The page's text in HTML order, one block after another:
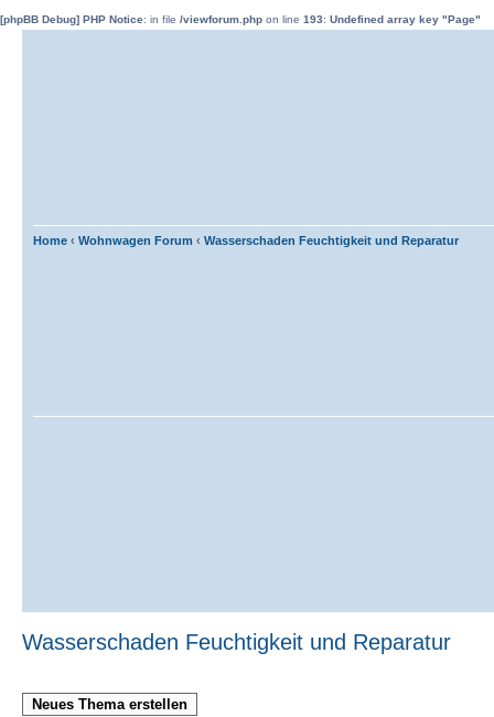
[phpBB Debug] PHP Notice: in file /viewforum.php on line 193: Undefined array key "Page"
Home ‹ Wohnwagen Forum ‹ Wasserschaden Feuchtigkeit und Reparatur
Wasserschaden Feuchtigkeit und Reparatur
Neues Thema erstellen